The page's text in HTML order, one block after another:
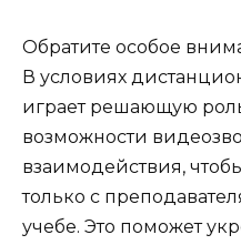
Обратите особое
В условиях
играет решающую
возможности
взаимодействия,
только с
учебе. Это поможет